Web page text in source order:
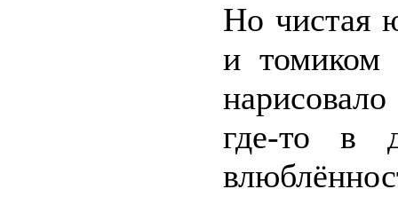
Но чистая
и томиком
где-то в